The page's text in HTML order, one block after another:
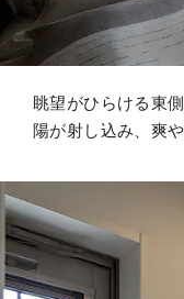
眺望がひらける東
陽が射し込み、爽